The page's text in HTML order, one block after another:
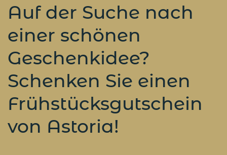
Auf der Suche nach
einer schönen
Geschenkidee?
Schenken Sie einen
Frühstücksgutschein
von Astoria!